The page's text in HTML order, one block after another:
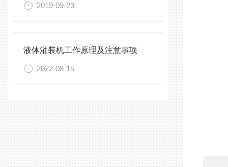
2019-09-23
液体灌装机工作原理及注意事项
2022-08-15